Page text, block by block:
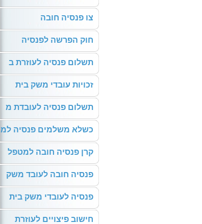
צו פנסיה חובה
חוק הפרשה לפנסיה
תשלום פנסיה לעוזרת ב
זכויות עובדי משק בית
תשלום פנסיה לעובדת מ
כשלא משלמים פנסיה למ
קרן פנסיה חובה למטפל
פנסיה חובה לעובד משק
פנסיה לעובדי משק בית
חישוב פיצויים לעוזרת